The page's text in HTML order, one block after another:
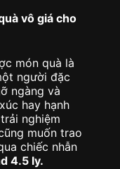
vô giá cho
món quà là
người đặc
ngàng và
hay hạnh
nghiệm
muốn trao
chiếc nhẫn
4.5 ly.